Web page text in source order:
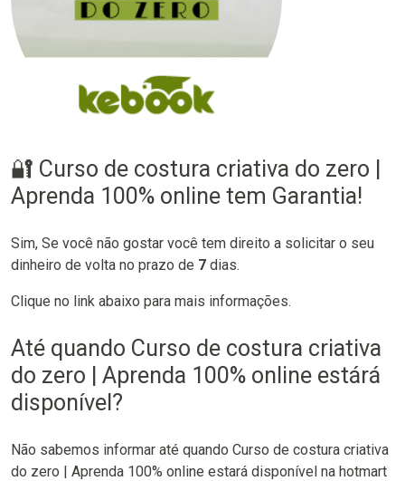
🔐 Curso de costura criativa do zero |
Aprenda 100% online tem Garantia!
Sim, Se você não gostar você tem direito a solicitar o seu
dinheiro de volta no prazo de 7 dias.
Clique no link abaixo para mais informações.
Até quando Curso de costura criativa
do zero | Aprenda 100% online estárá
disponível?
Não sabemos informar até quando Curso de costura criativa
do zero | Aprenda 100% online estará disponível na hotmart